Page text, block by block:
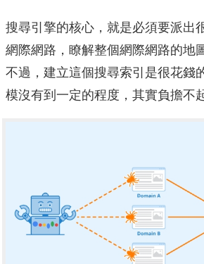
搜尋引擎的核心，就是必須要派出
網際網路，瞭解整個網際網路的地
不過，建立這個搜尋索引是很花錢
模沒有到一定的程度，其實負擔不